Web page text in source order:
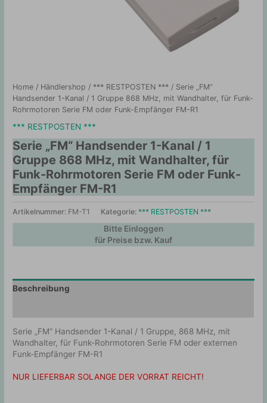
Home / Händlershop / *** RESTPOSTEN *** / Serie „FM“
Handsender 1-Kanal / 1 Gruppe 868 MHz, mit Wandhalter, für Funk-
Rohrmotoren Serie FM oder Funk-Empfänger FM-R1
*** RESTPOSTEN ***
Serie „FM“ Handsender 1-Kanal / 1
Gruppe 868 MHz, mit Wandhalter, für
Funk-Rohrmotoren Serie FM oder Funk-
Empfänger FM-R1
Artikelnummer: FM-T1 Kategorie: *** RESTPOSTEN ***
Bitte Einloggen
für Preise bzw. Kauf
Beschreibung
Serie „FM“ Handsender 1-Kanal / 1 Gruppe, 868 MHz, mit
Wandhalter, für Funk-Rohrmotoren Serie FM oder externen
Funk-Empfänger FM-R1
NUR LIEFERBAR SOLANGE DER VORRAT REICHT!